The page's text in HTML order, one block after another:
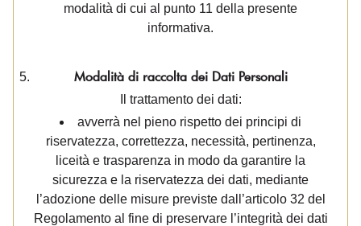
modalità di cui al punto 11 della presente
informativa.
Modalità di raccolta dei Dati Personali
Il trattamento dei dati:
avverrà nel pieno rispetto dei principi di
riservatezza, correttezza, necessità, pertinenza,
liceità e trasparenza in modo da garantire la
sicurezza e la riservatezza dei dati, mediante
l’adozione delle misure previste dall’articolo 32 del
Regolamento al fine di preservare l’integrità dei dati